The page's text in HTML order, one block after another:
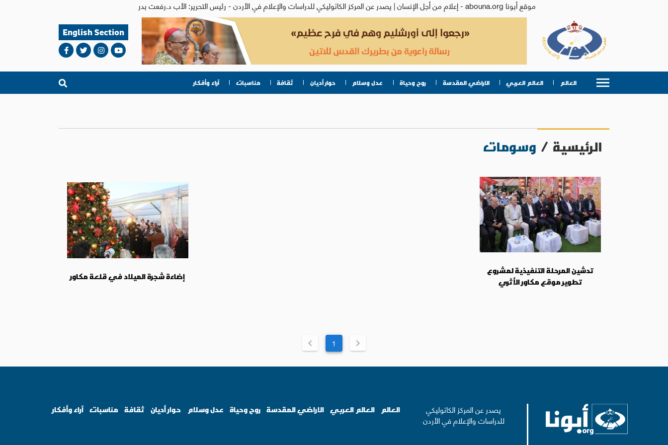
موقع أبونا abouna.org - إعلام من أجل الإنسان | يصدر عن المركز الكاثوليكي للدراسات والإعلام في الأردن - رئيس التحرير: الأب د.رفعت بدر
English Section
العالم العالم العربي الاراضي المقدسة روح وحياة عدل وسلام حوار أديان ثقافة مناسبات آراء وأفكار
الرئيسية / وسومات
تدشين المرحلة التنفيذية لمشروع
تطوير موقع مكاور الأثري
إضاءة شجرة الميلاد في قلعة مكاور
1
يصدر عن المركز الكاثوليكي
للدراسات والإعلام في الأردن
العالم العالم العربي الاراضي المقدسة روح وحياة عدل وسلام حوار أديان ثقافة مناسبات آراء وأفكار